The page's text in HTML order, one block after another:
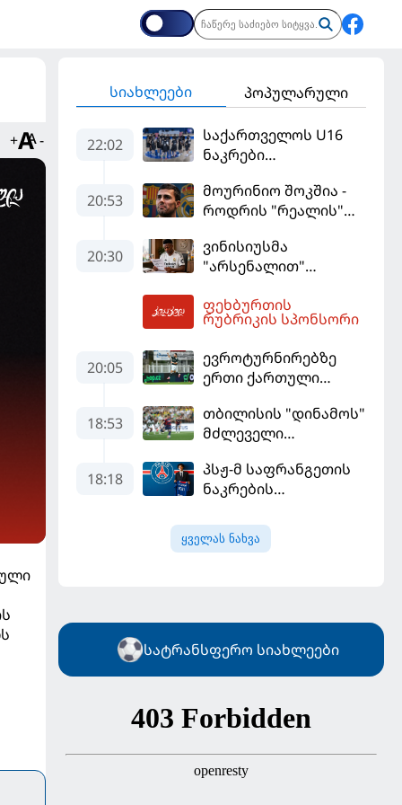
+ -
სიახლეები პოპულარული
22:02
საქართველოს U16
ნაკრები
ფინალურ ეტაპზე – A
დივიზიონში
20:53
მოურინიო შოკშია -
როდრის "რეალის"
და "ბარსელონაში"
გადადის
20:30
ვინისიუსმა
"არსენალით"
გამოიყენა და
"რეალთან"
მომგებიანად
გააგრძელა
ფეხბურთის
რუბრიკის სპონსორი
20:05
ევროტურნირებზე
ერთი ქართული
18:53
თბილისის "დინამოს"
მძლეველი
"ჰაიდუკთან"
განადგურდა
18:18
პსჟ-მ საფრანგეთის
ნაკრების
დაიმატა
ყველას ნახვა
სატრანსფერო სიახლეები